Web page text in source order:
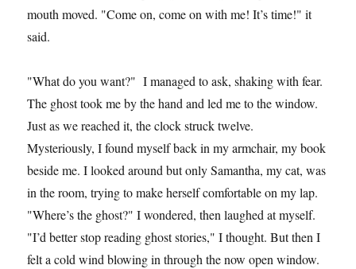
mouth moved. "Come on, come on with me! It’s time!" it
said.
"What do you want?" I managed to ask, shaking with fear.
The ghost took me by the hand and led me to the window.
Just as we reached it, the clock struck twelve.
Mysteriously, I found myself back in my armchair, my book
beside me. I looked around but only Samantha, my cat, was
in the room, trying to make herself comfortable on my lap.
"Where’s the ghost?" I wondered, then laughed at myself.
"I’d better stop reading ghost stories," I thought. But then I
felt a cold wind blowing in through the now open window.